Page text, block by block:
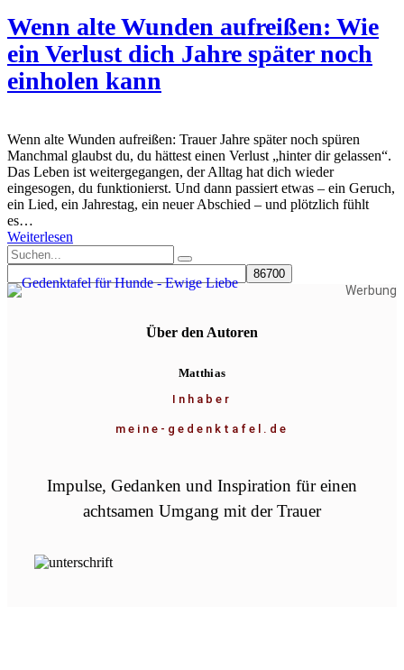
Wenn alte Wunden aufreißen: Wie
ein Verlust dich Jahre später noch
einholen kann
Wenn alte Wunden aufreißen: Trauer Jahre später noch spüren
Manchmal glaubst du, du hättest einen Verlust „hinter dir gelassen“.
Das Leben ist weitergegangen, der Alltag hat dich wieder
eingesogen, du funktionierst. Und dann passiert etwas – ein Geruch,
ein Lied, ein Jahrestag, ein neuer Abschied – und plötzlich fühlt
es…
Weiterlesen
Werbung
Über den Autoren
Matthias
Inhaber
meine-gedenktafel.de
Impulse, Gedanken und Inspiration für einen
achtsamen Umgang mit der Trauer